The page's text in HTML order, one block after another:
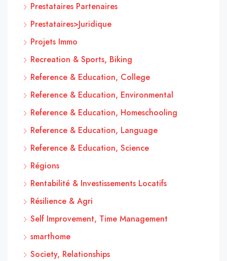
Prestataires Partenaires
Prestataires>Juridique
Projets Immo
Recreation & Sports, Biking
Reference & Education, College
Reference & Education, Environmental
Reference & Education, Homeschooling
Reference & Education, Language
Reference & Education, Science
Régions
Rentabilité & Investissements Locatifs
Résilience & Agri
Self Improvement, Time Management
smarthome
Society, Relationships